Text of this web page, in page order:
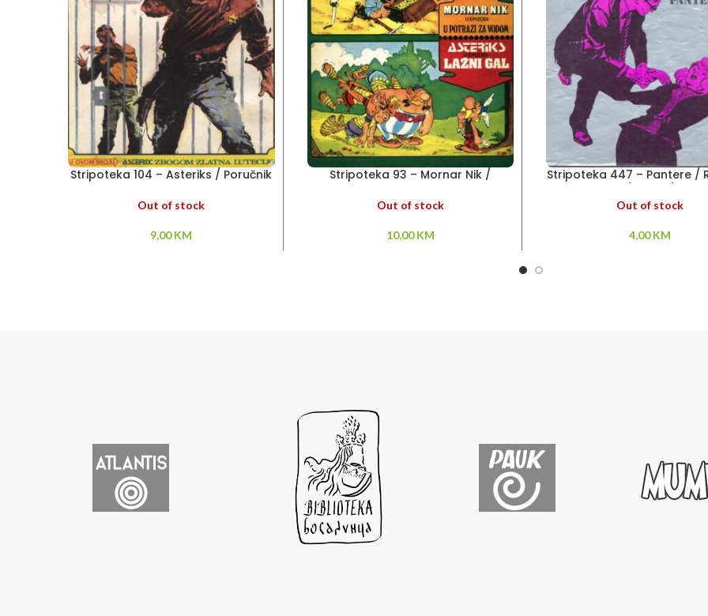
Stripoteka 104 – Asteriks / Poručnik
Out of stock
9,00KM
Stripoteka 93 – Mornar Nik /
Out of stock
10,00KM
Stripoteka 447 – Pantere /
Out of stock
4,00KM